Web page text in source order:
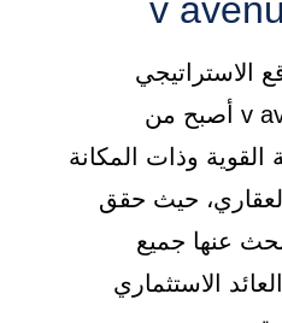
الاستراتيجي
لمشروع v avenue mall أصبح من
القوية وذات المكانة
حيث حقق
عنها جميع
الاستثماري